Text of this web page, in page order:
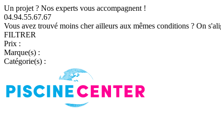
Un projet ? Nos experts vous accompagnent !
04.94.55.67.67
Vous avez trouvé moins cher ailleurs aux mêmes conditions ? On
FILTRER
Prix :
Marque(s) :
Catégorie(s) :